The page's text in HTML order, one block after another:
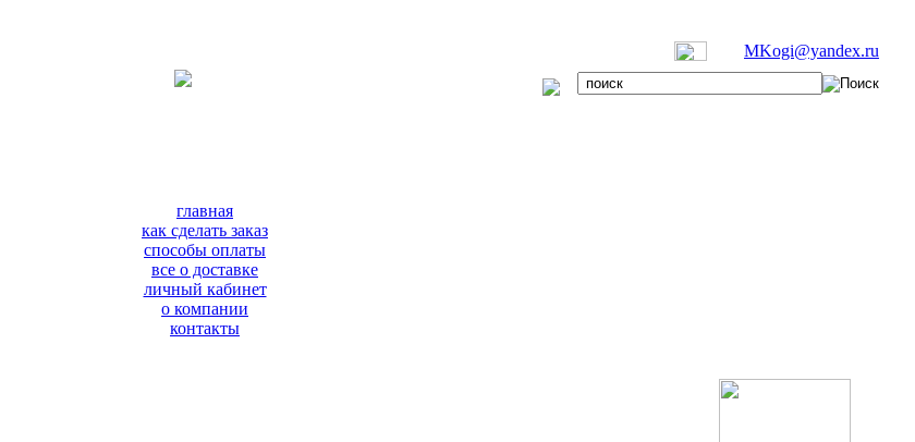
MKogi@yandex.ru
главная
как сделать заказ
способы оплаты
все о доставке
личный кабинет
о компании
контакты